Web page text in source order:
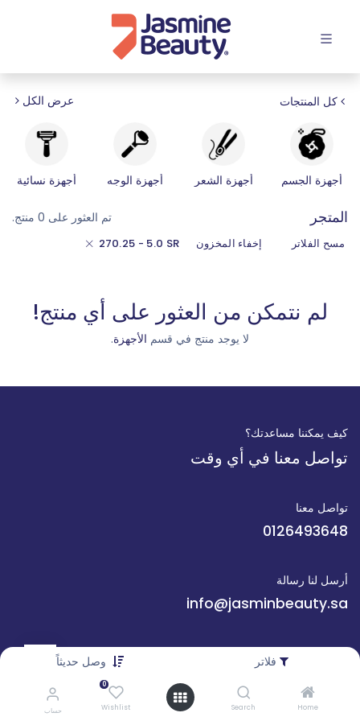
فلاتر وصل حديثاً
Home
Search
0
Wishlist حساب
كل المنتجات عرض الكل
أجهزة الجسم أجهزة الشعر أجهزة الوجه أجهزة نسائية
المتجر تم العثور على 0 منتج.
مسح الفلاتر إخفاء المخزون SR
5.0 - 270.25
لم نتمكن من العثور على أي منتج!
لا يوجد منتج في قسم الأجهزة.
كيف يمكننا مساعدتك؟
تواصل معنا في أي وقت
تواصل معنا
0126493648
أرسل لنا رسالة
info@jasminbeauty.sa